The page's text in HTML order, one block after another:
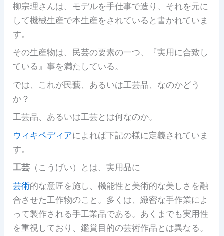
柳宗理さんは、モデルを手仕事で造り、それを元に
して機械生産で本生産をされていると書かれていま
す。
その生産物は、民芸の要素の一つ、『実用に合致し
ている』事を満たしている。
では、これが民藝、あるいは工芸品、なのかどう
か？
工芸品、あるいは工芸とは何なのか。
ウィキペディアによれば下記の様に定義されていま
す。
工芸 （こうげい）とは、実用品に
芸術的な意匠を施し、機能性と美術的な美しさを融
合させた工作物のこと。多くは、緻密な手作業によ
って製作される手工業品である。あくまでも実用性
を重視しており、鑑賞目的の芸術作品とは異なる。